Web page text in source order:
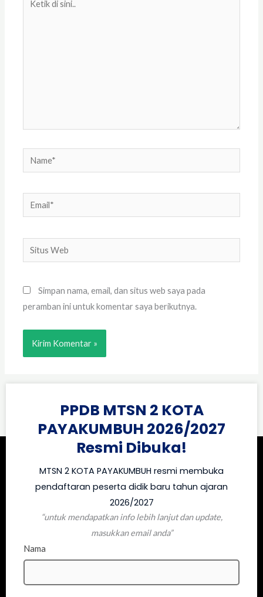
Name*
Email*
Situs
Web
Simpan nama, email, dan situs web saya pada
peramban ini untuk komentar saya berikutnya.
PPDB MTSN 2 KOTA
PAYAKUMBUH 2026/2027
Resmi Dibuka!
MTSN 2 KOTA PAYAKUMBUH resmi membuka
pendaftaran peserta didik baru tahun ajaran
2026/2027
“untuk mendapatkan info lebih lanjut dan update,
masukkan email anda”
Nama